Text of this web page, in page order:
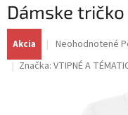
Dámske
Akcia
Priemerné
produktu
Neohodnotené
Značka: VTIPNÉ A